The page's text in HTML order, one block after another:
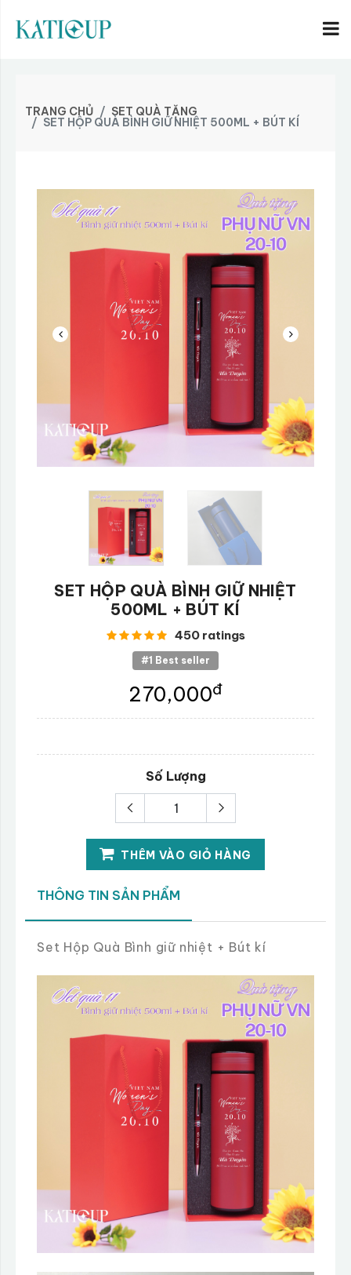
TRANG CHỦ SET QUÀ TẶNG
SET HỘP QUÀ BÌNH GIỮ NHIỆT 500ML + BÚT KÍ
SET HỘP QUÀ BÌNH GIỮ NHIỆT
500ML + BÚT KÍ
450 ratings
#1 Best seller
270,000đ
Số Lượng
THÊM VÀO GIỎ HÀNG
THÔNG TIN SẢN PHẨM
Set Hộp Quà Bình giữ nhiệt + Bút kí